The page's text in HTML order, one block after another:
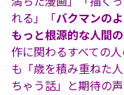
れる」「バクマンの
もっと根源的な人間
作に関わるすべての
も「歳を積み重ねた
ちゃう話」と期待の声